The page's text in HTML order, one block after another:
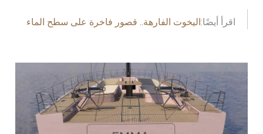
اقرأ أيضًا:اليخوت الفارهة.. قصور فاخرة على سطح الماء